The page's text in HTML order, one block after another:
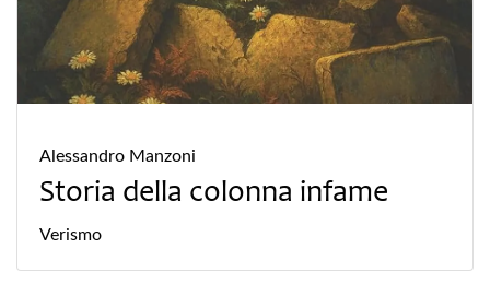
Alessandro Manzoni
Storia della colonna infame
Verismo